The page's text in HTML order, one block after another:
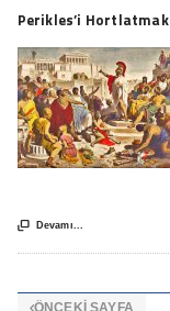
Perikles’i Hortlatmak
 Devamı...
ÖNCEKI SAYFA